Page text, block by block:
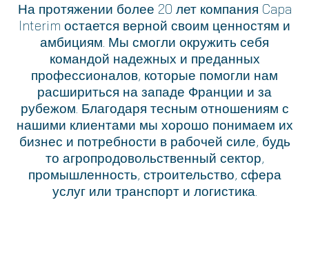
На протяжении более 20 лет компания Capa
Interim остается верной своим ценностям и
амбициям. Мы смогли окружить себя
командой надежных и преданных
профессионалов, которые помогли нам
расшириться на западе Франции и за
рубежом. Благодаря тесным отношениям с
нашими клиентами мы хорошо понимаем их
бизнес и потребности в рабочей силе, будь
то агропродовольственный сектор,
промышленность, строительство, сфера
услуг или транспорт и логистика.